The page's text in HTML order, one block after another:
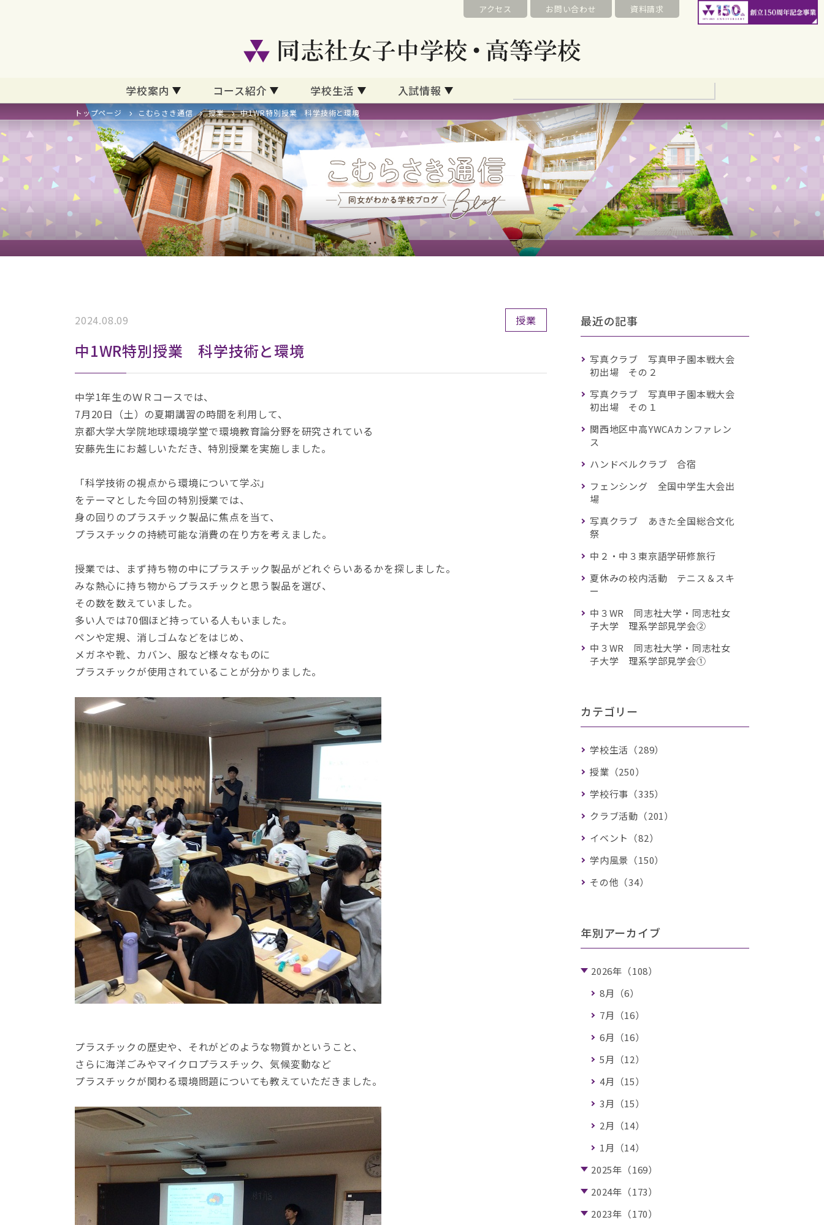
アクセス お問い合わせ 資料請求
学校案内 コース紹介 学校生活 入試情報
トップページ こむらさき通信 授業 中1WR特別授業 科学技術と環境
2024.08.09 授業
中1WR特別授業 科学技術と環境
中学1年生のＷＲコースでは、
7月20日（土）の夏期講習の時間を利用して、
京都大学大学院地球環境学堂で環境教育論分野を研究されている
安藤先生にお越しいただき、特別授業を実施しました。
「科学技術の視点から環境について学ぶ」
をテーマとした今回の特別授業では、
身の回りのプラスチック製品に焦点を当て、
プラスチックの持続可能な消費の在り方を考えました。
授業では、まず持ち物の中にプラスチック製品がどれぐらいあるかを探しました。
みな熱心に持ち物からプラスチックと思う製品を選び、
その数を数えていました。
多い人では70個ほど持っている人もいました。
ペンや定規、消しゴムなどをはじめ、
メガネや靴、カバン、服など様々なものに
プラスチックが使用されていることが分かりました。
プラスチックの歴史や、それがどのような物質かということ、
さらに海洋ごみやマイクロプラスチック、気候変動など
プラスチックが関わる環境問題についても教えていただきました。
最近の記事
写真クラブ 写真甲子園本戦大会
初出場 その２
写真クラブ 写真甲子園本戦大会
初出場 その１
関西地区中高YWCAカンファレン
ス
ハンドベルクラブ 合宿
フェンシング 全国中学生大会出
場
写真クラブ あきた全国総合文化
祭
中２・中３東京語学研修旅行
夏休みの校内活動 テニス＆スキ
ー
中３WR 同志社大学・同志社女
子大学 理系学部見学会②
中３WR 同志社大学・同志社女
子大学 理系学部見学会①
カテゴリー
学校生活（289）
授業（250）
学校行事（335）
クラブ活動（201）
イベント（82）
学内風景（150）
その他（34）
年別アーカイブ
2026年（108）
8月（6）
7月（16）
6月（16）
5月（12）
4月（15）
3月（15）
2月（14）
1月（14）
2025年（169）
2024年（173）
2023年（170）